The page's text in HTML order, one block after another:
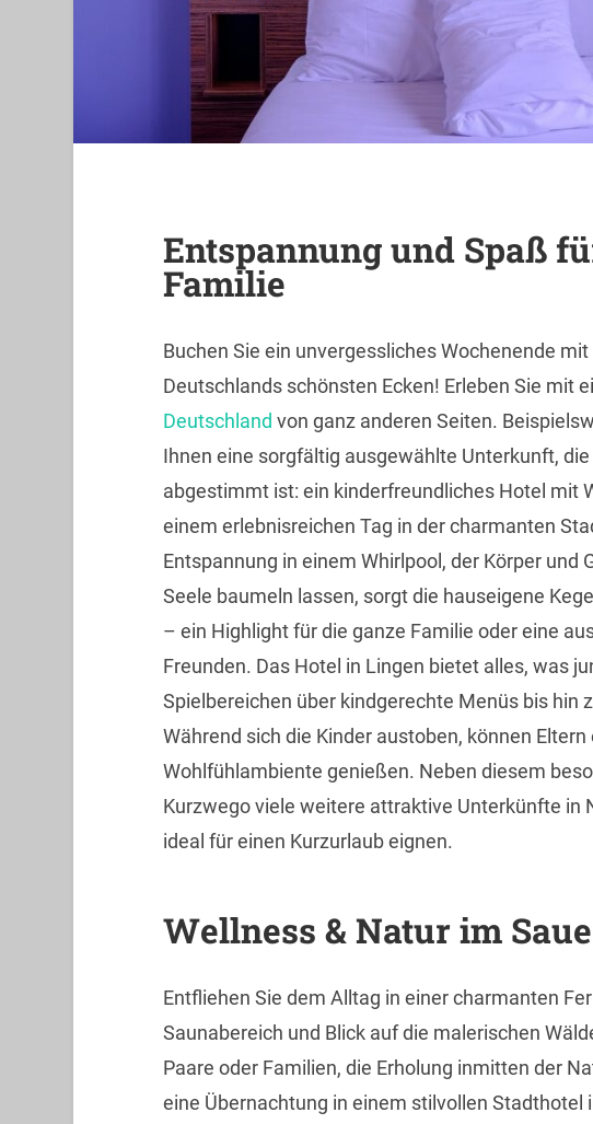
Entspannung und Spaß
Familie
Buchen Sie ein unvergessliches Wochenende
Deutschlands schönsten Ecken! Erleben Sie mit
Deutschland von ganz anderen Seiten.
Ihnen eine sorgfältig ausgewählte Unterkunft,
abgestimmt ist: ein kinderfreundliches Hotel mit
einem erlebnisreichen Tag in der charmanten
Entspannung in einem Whirlpool, der Körper und
Seele baumeln lassen, sorgt die hauseigene
– ein Highlight für die ganze Familie oder eine
Freunden. Das Hotel in Lingen bietet alles, was
Spielbereichen über kindgerechte Menüs bis hin
Während sich die Kinder austoben, können
Wohlfühlambiente genießen. Neben diesem
Kurzwego viele weitere attraktive Unterkünfte in
ideal für einen Kurzurlaub eignen.
Wellness & Natur im
Entfliehen Sie dem Alltag in einer charmanten
Saunabereich und Blick auf die malerischen
Paare oder Familien, die Erholung inmitten der
eine Übernachtung in einem stilvollen Stadthotel